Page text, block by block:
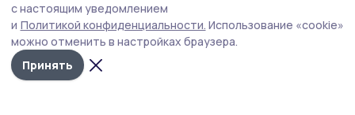
с настоящим уведомлением
и Политикой конфиденциальности. Использование «cookie»
можно отменить в настройках браузера.
Принять